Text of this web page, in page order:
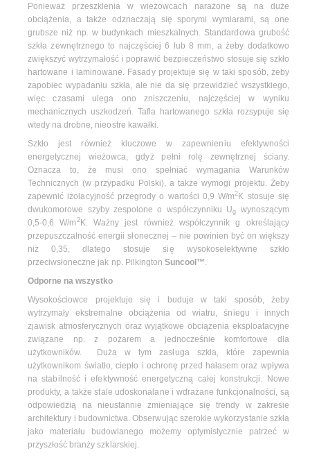
Ponieważ przeszklenia w wieżowcach narażone są na duże
obciążenia, a także odznaczają się sporymi wymiarami, są one
grubsze niż np. w budynkach mieszkalnych. Standardowa grubość
szkła zewnętrznego to najczęściej 6 lub 8 mm, a żeby dodatkowo
zwiększyć wytrzymałość i poprawić bezpieczeństwo stosuje się szkło
hartowane i laminowane. Fasady projektuje się w taki sposób, żeby
zapobiec wypadaniu szkła, ale nie da się przewidzieć wszystkiego,
więc czasami ulega ono zniszczeniu, najczęściej w wyniku
mechanicznych uszkodzeń. Tafla hartowanego szkła rozsypuje się
wtedy na drobne, nieostre kawałki.
Szkło jest również kluczowe w zapewnieniu efektywności
energetycznej wieżowca, gdyż pełni rolę zewnętrznej ściany.
Oznacza to, że musi ono spełniać wymagania Warunków
Technicznych (w przypadku Polski), a także wymogi projektu. Żeby
zapewnić izolacyjność przegrody o wartości 0,9 W/m2K stosuje się
dwukomorowe szyby zespolone o współczynniku Ug
wynoszącym
0,5-0,6 W/m 2K. Ważny jest również współczynnik g określający
przepuszczalność energii słonecznej – nie powinien być on większy
niż 0,35, dlatego stosuje się wysokoselektywne szkło
przeciwsłoneczne jak np. Pilkington Suncool™
Odporne na wszystko
Wysokościowce projektuje się i buduje w taki sposób, żeby
wytrzymały ekstremalne obciążenia od wiatru, śniegu i innych
zjawisk atmosferycznych oraz wyjątkowe obciążenia eksploatacyjne
związane np. z pożarem a jednocześnie komfortowe dla
użytkowników. Duża w tym zasługa szkła, które zapewnia
użytkownikom światło, ciepło i ochronę przed hałasem oraz wpływa
na stabilność i efektywność energetyczną całej konstrukcji. Nowe
produkty, a także stale udoskonalane i wdrażane funkcjonalności, są
odpowiedzią na nieustannie zmieniające się trendy w zakresie
architektury i budownictwa. Obserwując szerokie wykorzystanie szkła
jako materiału budowlanego możemy optymistycznie patrzeć w
przyszłość branży szklarskiej.